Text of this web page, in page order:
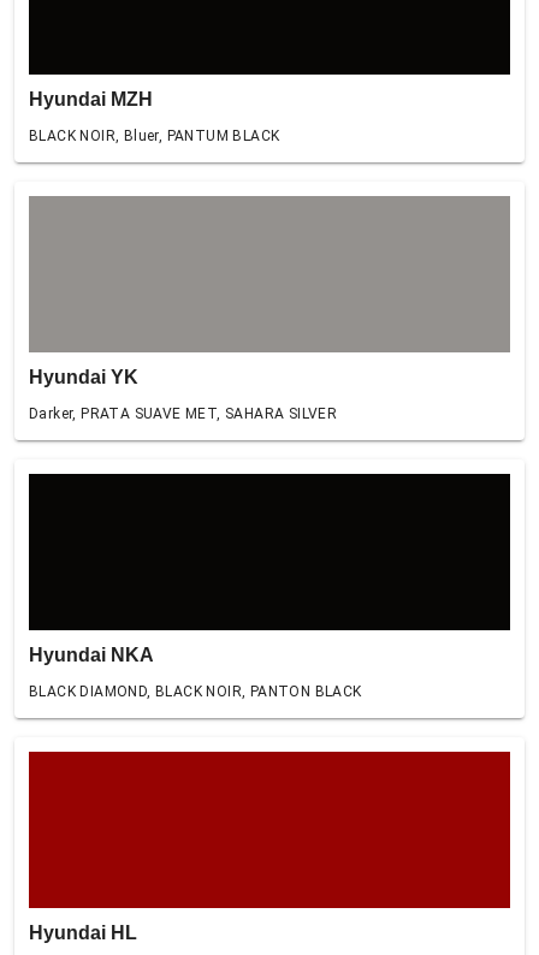
Hyundai MZH
BLACK NOIR, Bluer, PANTUM BLACK
Hyundai YK
Darker, PRATA SUAVE MET, SAHARA SILVER
Hyundai NKA
BLACK DIAMOND, BLACK NOIR, PANTON BLACK
Hyundai HL